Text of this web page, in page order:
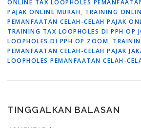
ONLINE TAX LOOPHOLES
PAJAK ONLINE MURAH, TRAINING
PEMANFAATAN CELAH-CELAH PAJAK
TRAINING TAX LOOPHOLES DI PPH OP
LOOPHOLES DI PPH OP ZOOM,
PEMANFAATAN CELAH-CELAH PAJAK
LOOPHOLES PEMANFAATAN CELAH-
TINGGALKAN BALASAN